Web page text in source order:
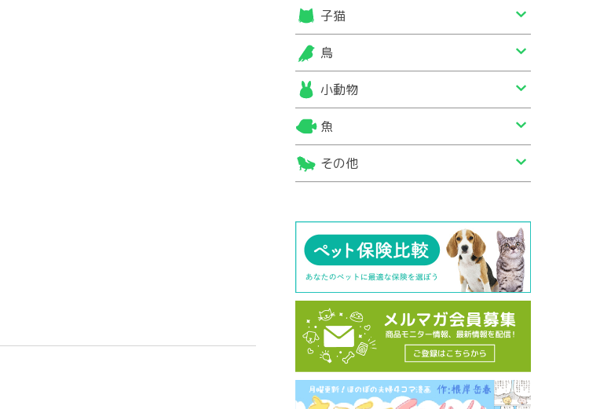
子猫
鳥
小動物
魚
その他